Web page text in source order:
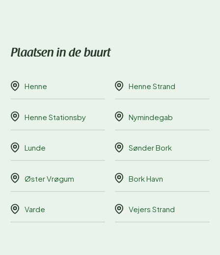
Plaatsen in de buurt
Henne Henne Strand
Henne Stationsby Nymindegab
Lunde Sønder Bork
Øster Vrøgum Bork Havn
Varde Vejers Strand